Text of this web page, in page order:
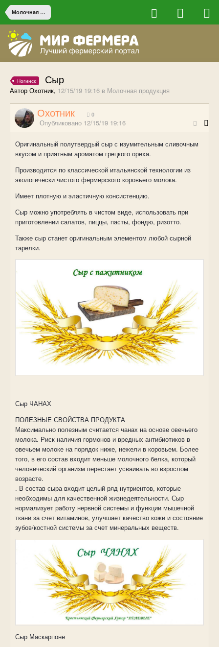
Молочная продукция
Ногинск Сыр
Автор Охотник, 12/15/19 19:16 в Молочная продукция
Охотник 0
Опубликовано 12/15/19 19:16
Оригинальный полутвердый сыр с изумительным сливочным
вкусом и приятным ароматом грецкого ореха.
Производится по классической итальянской технологии из
экологически чистого фермерского коровьего молока.
Имеет плотную и эластичную консистенцию.
Сыр можно употреблять в чистом виде, использовать при
приготовлении салатов, пиццы, пасты, фондю, ризотто.
Также сыр станет оригинальным элементом любой сырной
тарелки.
Сыр ЧАНАХ
ПОЛЕЗНЫЕ СВОЙСТВА ПРОДУКТА
Максимально полезным считается чанах на основе овечьего
молока. Риск наличия гормонов и вредных антибиотиков в
овечьем молоке на порядок ниже, нежели в коровьем. Более
того, в его состав входит меньше молочного белка, который
человеческий организм перестает усваивать во взрослом
возрасте.
. В состав сыра входит целый ряд нутриентов, которые
необходимы для качественной жизнедеятельности. Сыр
нормализует работу нервной системы и функции мышечной
ткани за счет витаминов, улучшает качество кожи и состояние
зубов/костной системы за счет минеральных веществ.
Сыр Маскарпоне